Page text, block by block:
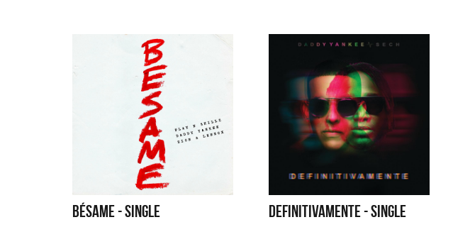
BÉSAME - SINGLE DEFINITIVAMENTE - SINGLE